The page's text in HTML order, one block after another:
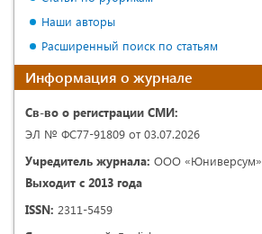
Наши авторы
Расширенный поиск по статьям
Информация о журнале
Св-во о регистрации СМИ:
ЭЛ № ФС77-91809 от 03.07.2026
Учредитель журнала: ООО «Юниверсум»
Выходит с 2013 года
ISSN: 2311-5459